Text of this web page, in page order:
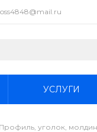
УСЛУГИ
Профиль, уголок,